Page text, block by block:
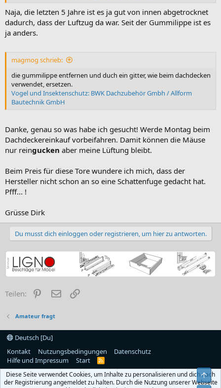
Naja, die letzten 5 Jahre ist es ja gut von innen abgetrocknet
dadurch, dass der Luftzug da war. Seit der Gummilippe ist es
ja anders.
magmog schrieb:
die gummilippe entfernen und duch ein gitter, wie beim dachdecken
verwendet, ersetzen.
Vogel und Insektenschutz: BWK Dachzubehör Gmbh / Allform
Bautechnik GmbH
Danke, genau so was habe ich gesucht! Werde Montag beim
Dachdeckereinkauf vorbeifahren. Damit können die Mäuse
nur reingucken aber meine Lüftung bleibt.
Beim Preis für diese Tore wundere ich mich, dass der
Hersteller nicht schon an so eine Schattenfuge gedacht hat.
Pfff... !
Grüsse Dirk
Du musst dich einloggen oder registrieren, um hier zu antworten.
Teilen: PinterestE-Mail
Amateur fragt
Deutsch [Du]
Kontakt
Nutzungsbedingungen
Datenschutz
Hilfe und Impressum
Start
R
S
Diese Seite verwendet Cookies, um Inhalte zu personalisieren und dich nach
der Registrierung angemeldet zu halten. Durch die Nutzung unserer Webseite